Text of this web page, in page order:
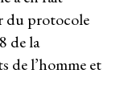
du protocole
de la
de l’homme et